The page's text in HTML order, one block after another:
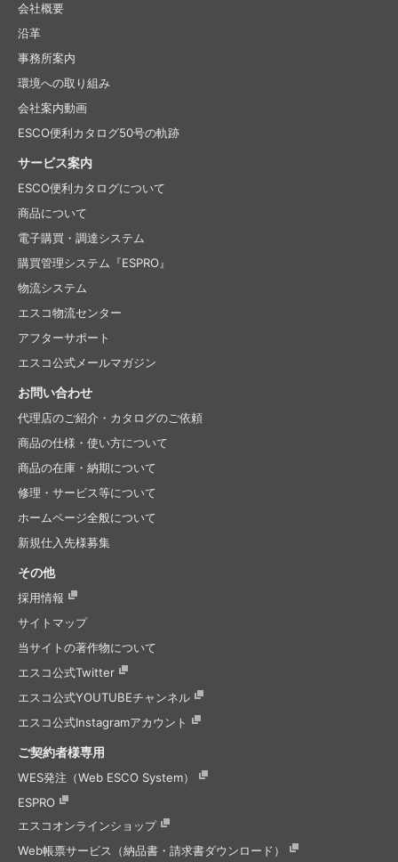
会社概要
沿革
事務所案内
環境への取り組み
会社案内動画
ESCO便利カタログ50号の軌跡
サービス案内
ESCO便利カタログについて
商品について
電子購買・調達システム
購買管理システム『ESPRO』
物流システム
エスコ物流センター
アフターサポート
エスコ公式メールマガジン
お問い合わせ
代理店のご紹介・ カタログのご依頼
商品の仕様・使い方について
商品の在庫・納期について
修理・サービス等について
ホームページ全般について
新規仕入先様募集
その他
採用情報
サイトマップ
当サイトの著作物について
エスコ公式Twitter
エスコ公式YOUTUBEチャンネル
エスコ公式Instagramアカウント
ご契約者様専用
WES発注（Web ESCO System）
ESPRO
エスコオンラインショップ
Web帳票サービス（納品書・請求書ダウンロード）